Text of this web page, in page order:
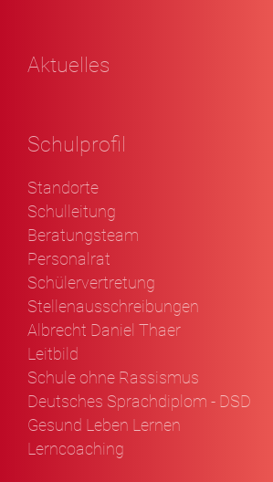
Aktuelles
Schulprofil
Standorte
Schulleitung
Beratungsteam
Personalrat
Schülervertretung
Stellenausschreibungen
Albrecht Daniel Thaer
Leitbild
Schule ohne Rassismus
Deutsches Sprachdiplom - DSD
Gesund Leben Lernen
Lerncoaching